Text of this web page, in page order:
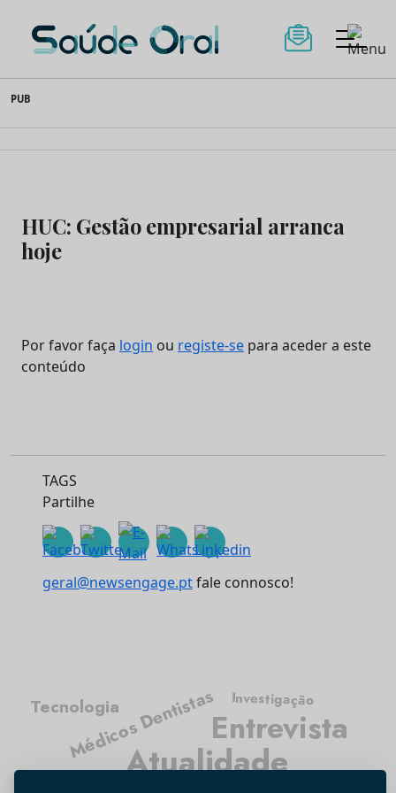
to
content
Saúde Oral
PUB
HUC: Gestão empresarial arranca
hoje
Por favor faça login ou registe-se para aceder a este
conteúdo
TAGS
Partilhe
geral@newsengage.ptfale connosco!
Atualidade
Médicos DentistasEntrevista
Tecnologia Investigação